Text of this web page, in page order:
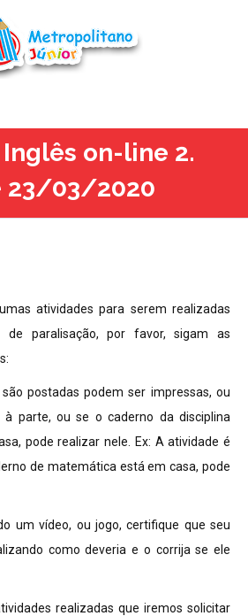
on-line 2.
23/03/2020
atividades para serem realizadas
de paralisação, por favor, sigam as
postadas podem ser impressas, ou
parte, ou se o caderno da disciplina
pode realizar nele. Ex: A atividade é
de matemática está em casa, pode
um vídeo, ou jogo, certifique que seu
como deveria e o corrija se ele
realizadas que iremos solicitar